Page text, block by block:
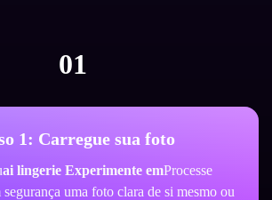
01
1: Carregue sua foto
ai lingerie Experimente emProcesse
uma foto clara de si mesmo ou